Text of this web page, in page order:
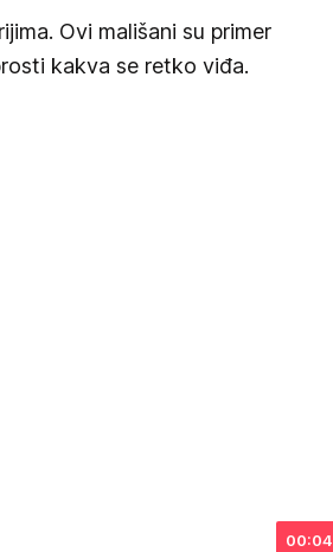
Ovi mališani su primer
kakva se retko viđa.
00:04